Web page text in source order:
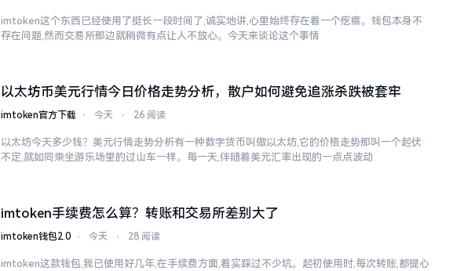
imtoken这个东西已经使用了挺长一段时间了,诚实地讲,心里始终存在着一个疙瘩。钱包本身不
存在问题,然而交易所那边就稍微有点让人不放心。今天来谈论这个事情
以太坊币美元行情今日价格走势分析，散户如何避免追涨杀跌被套牢
imtoken官方下载 ⋅ 今天 ⋅ 26 阅读
以太坊今天多少钱？美元行情走势分析有一种数字货币叫做以太坊,它的价格走势那叫一个起伏
不定,就如同乘坐游乐场里的过山车一样。每一天,伴随着美元汇率出现的一点点波动
imtoken手续费怎么算？转账和交易所差别大了
imtoken钱包2.0 ⋅ 今天 ⋅ 28 阅读
imtoken这款钱包,我已使用好几年,在手续费方面,着实踩过不少坑。起初使用时,每次转账,都提心